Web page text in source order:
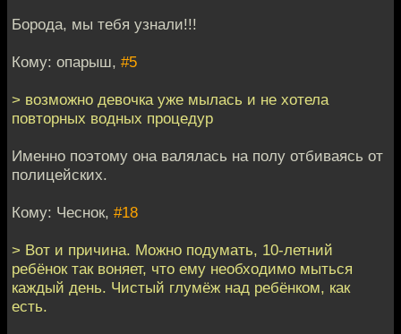
Борода, мы тебя узнали!!!
Кому: опарыш, #5
> возможно девочка уже мылась и не хотела
повторных водных процедур
Именно поэтому она валялась на полу отбиваясь от
полицейских.
Кому: Чеснок, #18
> Вот и причина. Можно подумать, 10-летний
ребёнок так воняет, что ему необходимо мыться
каждый день. Чистый глумёж над ребёнком, как
есть.